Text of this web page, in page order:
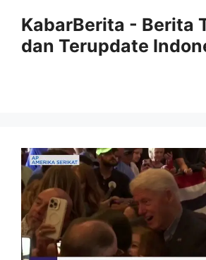
KabarBerita - Berita
dan Terupdate